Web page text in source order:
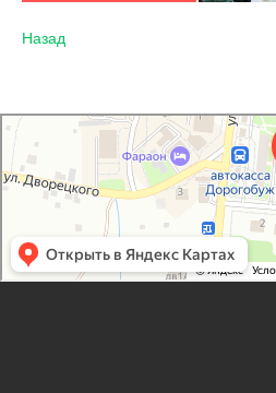
Назад
Дорогобужский дом детского творчества
Дом культуры в Дорогобуже
Дополнительное образование в Дорогобуже